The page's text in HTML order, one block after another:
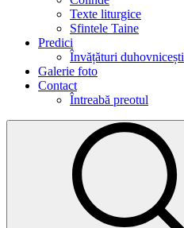
Texte liturgice
Sfintele Taine
Predici
Învățături duhovnicești
Galerie foto
Contact
Întreabă preotul